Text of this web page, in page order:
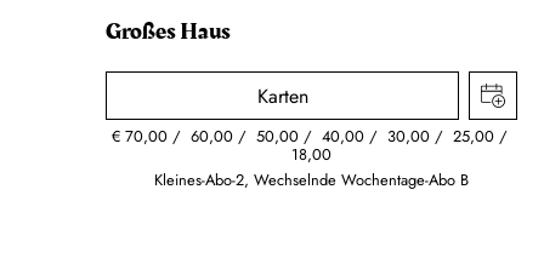
Großes Haus
Karten
€ 70,00 60,00 50,00 40,00 30,00 25,00
18,00
Kleines-Abo-2, Wechselnde Wochentage-Abo B